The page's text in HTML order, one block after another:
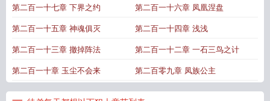
第二百一十七章 下界之约 第二百一十六章 凤凰涅盘
第二百一十五章 神魂俱灭 第二百一十四章 浅浅
第二百一十三章 撤掉阵法 第二百一十二章 一石三鸟之计
第二百一十章 玉尘不会来 第二百零九章 凤族公主